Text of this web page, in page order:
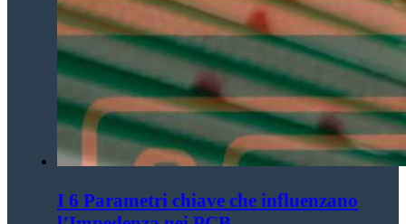
I 6 Parametri chiave che influenzano